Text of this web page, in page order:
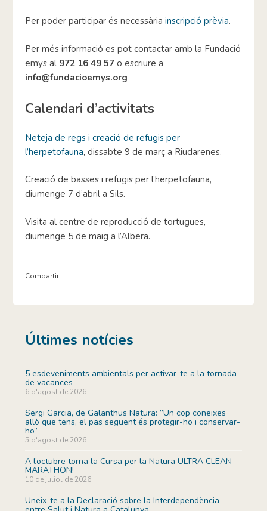
Per poder participar és necessàriainscripció prèvia.
Per més informació es pot contactar amb la Fundació
emys al 972 16 49 57 o escriure a
info@fundacioemys.org
Calendari d’activitats
Neteja de regs i creació de refugis per
l’herpetofauna, dissabte 9 de març a Riudarenes.
Creació de basses i refugis per l’herpetofauna,
diumenge 7 d’abril a Sils.
Visita al centre de reproducció de tortugues,
diumenge 5 de maig a l’Albera.
Compartir:
Últimes notícies
5 esdeveniments ambientals per activar-te a la tornada
de vacances
6 d'agost de 2026
Sergi Garcia, de Galanthus Natura: ”Un cop coneixes
allò que tens, el pas següent és protegir-ho i conservar-
ho”
5 d'agost de 2026
A l’octubre torna la Cursa per la Natura ULTRA CLEAN
MARATHON!
10 de juliol de 2026
Uneix-te a la Declaració sobre la Interdependència